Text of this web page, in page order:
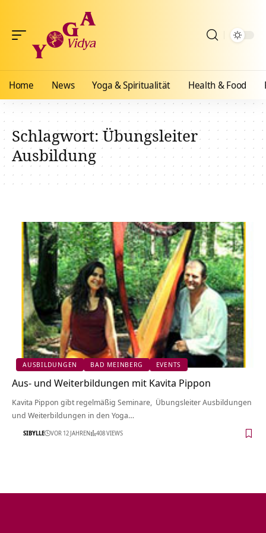
Home News Yoga & Spiritualität Health & Food
Schlagwort:Übungsleiter
Ausbildung
AUSBILDUNGEN BAD MEINBERG EVENTS
Aus- und Weiterbildungen mit Kavita Pippon
Kavita Pippon gibt regelmäßig Seminare, Übungsleiter Ausbildungen
und Weiterbildungen in den Yoga…
SIBYLLE VOR 12 JAHREN 408 VIEWS